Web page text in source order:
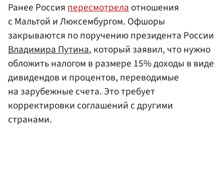
Ранее Россияпересмотрелаотношения
с Мальтой и Люксембургом. Офшоры
закрываются по поручению президента России
Владимира Путина, который заявил, что нужно
обложить налогом в размере 15% доходы в виде
дивидендов и процентов, переводимые
на зарубежные счета. Это требует
корректировки соглашений с другими
странами.